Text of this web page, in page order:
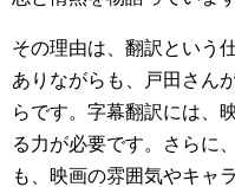
その理由は、翻訳という
ありながらも、戸田さん
らです。字幕翻訳には、
る力が必要です。さらに
も、映画の雰囲気やキャ